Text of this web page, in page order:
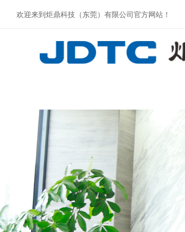
欢迎来到炬鼎科技（东莞）有限公司官方网站！